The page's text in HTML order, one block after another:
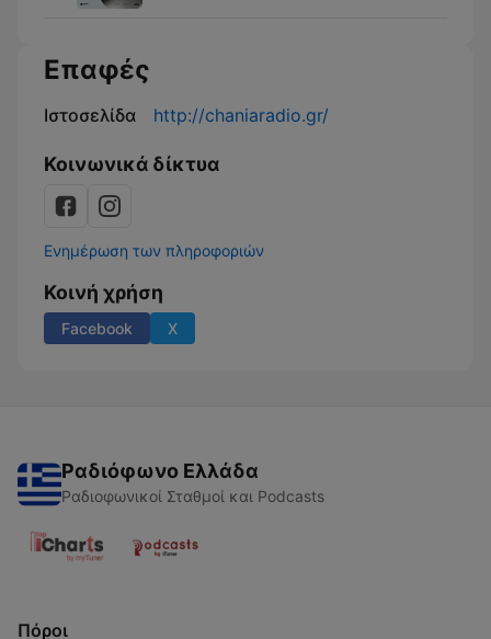
Επαφές
Ιστοσελίδα http://chaniaradio.gr/
Κοινωνικά δίκτυα
Ενημέρωση των πληροφοριών
Κοινή χρήση
Facebook X
Ραδιόφωνο Ελλάδα
Ραδιοφωνικοί Σταθμοί και Podcasts
Πόροι